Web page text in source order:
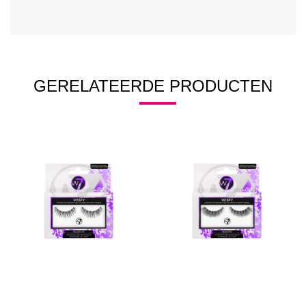
GERELATEERDE PRODUCTEN